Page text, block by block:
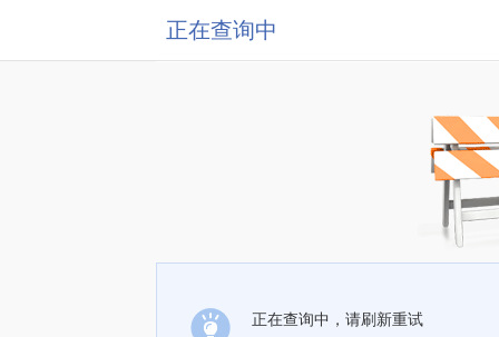
正在查询中
正在查询中，请刷新重试